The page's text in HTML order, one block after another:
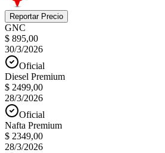
Reportar Precio
GNC
$ 895,00
30/3/2026
Oficial
Diesel Premium
$ 2499,00
28/3/2026
Oficial
Nafta Premium
$ 2349,00
28/3/2026